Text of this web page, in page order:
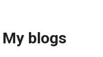
My blogs